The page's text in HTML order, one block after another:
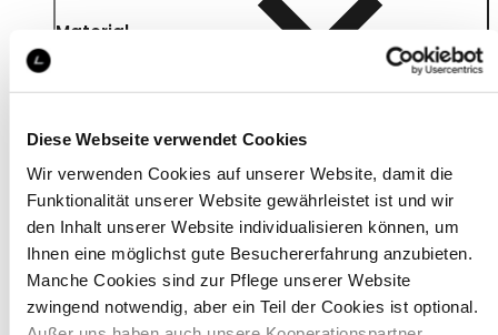
Diese Webseite verwendet Cookies
Wir verwenden Cookies auf unserer Website, damit die
Funktionalität unserer Website gewährleistet ist und wir
den Inhalt unserer Website individualisieren können, um
Ihnen eine möglichst gute Besuchererfahrung anzubieten.
Manche Cookies sind zur Pflege unserer Website
zwingend notwendig, aber ein Teil der Cookies ist optional.
Material